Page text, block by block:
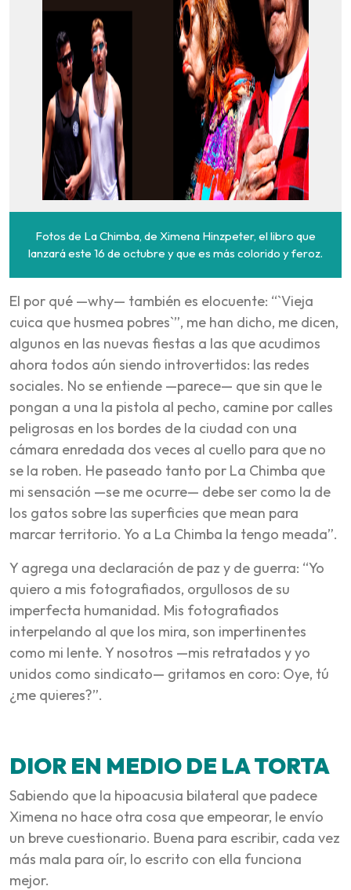
Fotos de La Chimba, de Ximena Hinzpeter, el libro que
lanzará este 16 de octubre y que es más colorido y feroz.
El por qué —why— también es elocuente: “`Vieja
cuica que husmea pobres`”, me han dicho, me dicen,
algunos en las nuevas fiestas a las que acudimos
ahora todos aún siendo introvertidos: las redes
sociales. No se entiende —parece— que sin que le
pongan a una la pistola al pecho, camine por calles
peligrosas en los bordes de la ciudad con una
cámara enredada dos veces al cuello para que no
se la roben. He paseado tanto por La Chimba que
mi sensación —se me ocurre— debe ser como la de
los gatos sobre las superficies que mean para
marcar territorio. Yo a La Chimba la tengo meada”.
Y agrega una declaración de paz y de guerra: “Yo
quiero a mis fotografiados, orgullosos de su
imperfecta humanidad. Mis fotografiados
interpelando al que los mira, son impertinentes
como mi lente. Y nosotros —mis retratados y yo
unidos como sindicato— gritamos en coro: Oye, tú
¿me quieres?”.
DIOR EN MEDIO DE LA TORTA
Sabiendo que la hipoacusia bilateral que padece
Ximena no hace otra cosa que empeorar, le envío
un breve cuestionario. Buena para escribir, cada vez
más mala para oír, lo escrito con ella funciona
mejor.